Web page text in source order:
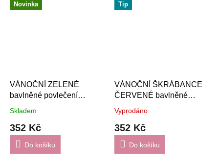
Novinka
VÁNOČNÍ ZELENÉ
bavlněné povlečení
Skladem
352 Kč
Do košíku
Tip
VÁNOČNÍ ŠKRÁBANCE
ČERVENÉ bavlněné
Vyprodáno
352 Kč
Do košíku